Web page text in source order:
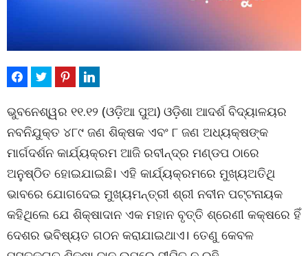
ଭୁବନେଶ୍ୱର ୧୧.୧୨ (ଓଡ଼ିଆ ପୁଅ) ଓଡ଼ିଶା ଆଦର୍ଶ ବିଦ୍ୟାଳୟର
ନବନିଯୁକ୍ତ ୪୮୯ ଜଣ ଶିକ୍ଷକ ଏବଂ ୮ ଜଣ ଅଧ୍ୟକ୍ଷଙ୍କ
ମାର୍ଗଦର୍ଶନ କାର୍ଯ୍ୟକ୍ରମ ଆଜି ରବୀନ୍ଦ୍ର ମଣ୍ଡପ ଠାରେ
ଅନୁଷ୍ଠିତ ହୋଇଯାଇଛି। ଏହି କାର୍ଯ୍ୟକ୍ରମରେ ମୁଖ୍ୟଅତିଥି
ଭାବରେ ଯୋଗଦେଇ ମୁଖ୍ୟମନ୍ତ୍ରୀ ଶ୍ରୀ ନବୀନ ପଟ୍ଟନାୟକ
କହିଥିଲେ ଯେ ଶିକ୍ଷାଦାନ ଏକ ମହାନ ବୃତ୍ତି ଶ୍ରେଣୀ କକ୍ଷରେ ହିଁ
ଦେଶର ଭବିଷ୍ୟତ ଗଠନ କରାଯାଇଥାଏ। ତେଣୁ କେବଳ